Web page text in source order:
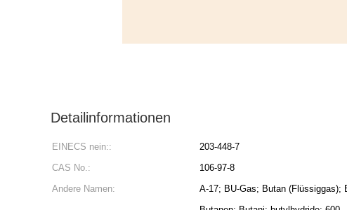
Detailinformationen
EINECS nein:: 203-448-7
CAS No.:
106-97-8
Andere Namen:
A-17; BU-Gas; Butan (Flüssiggas);